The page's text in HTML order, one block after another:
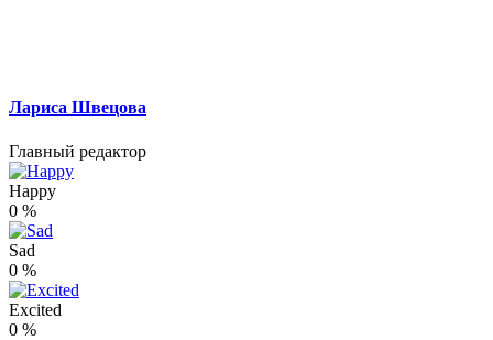
Лариса Швецова
Главный редактор
Happy
0 %
Sad
0 %
Excited
0 %